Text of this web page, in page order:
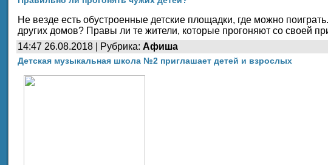
Не везде есть обустроенные детские площадки, где можно
других домов? Правы ли те жители, которые прогоняют со своей
14:47 26.08.2018 | Рубрика: Афиша
Детская музыкальная школа №2 приглашает детей и взрослых